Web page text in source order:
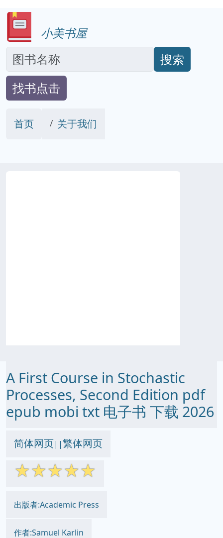
小美书屋
搜索
找书点击
首页 关于我们
A First Course in Stochastic
Processes, Second Edition pdf
epub mobi txt 电子书 下载 2026
简体网页||繁体网页
☆☆☆☆☆
出版者:Academic Press
作者:Samuel Karlin